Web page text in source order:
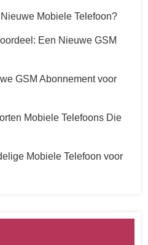
Mobiele Telefoon?
Een Nieuwe GSM
GSM Abonnement voor
Mobiele Telefoons Die
Mobiele Telefoon voor